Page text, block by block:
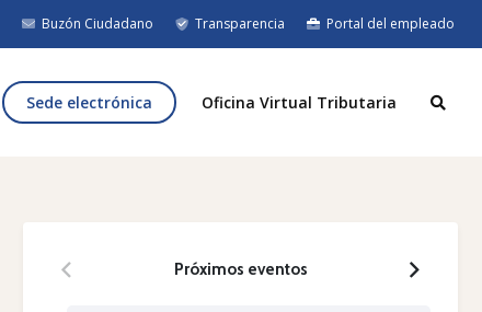
Buzón Ciudadano Transparencia Portal del empleado
Sede electrónica Oficina Virtual Tributaria
Próximos eventos